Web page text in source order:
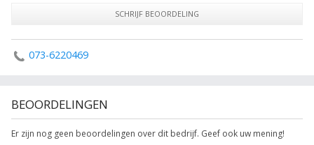
SCHRIJF BEOORDELING
073-6220469
BEOORDELINGEN
Er zijn nog geen beoordelingen over dit bedrijf. Geef ook uw mening!